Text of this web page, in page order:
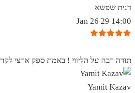
דנית שפשא
14:00 29 Jan 26
תודה רבה על הליווי ! באמת ספק ארצי
Yamit Kazav